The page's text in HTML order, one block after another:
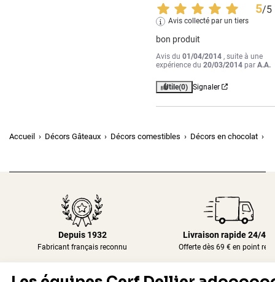
5/5
Avis collecté par un tiers
bon produit
Avis du01/04/2014 , suite à une
expérience du20/03/2014 parA.A.
Utile(0) Signaler
Accueil Décors Gâteaux Décors comestibles Décors en chocolat
Depuis 1932
Fabricant français reconnu
Livraison rapide 24/48h
Offerte dès 69 € en point